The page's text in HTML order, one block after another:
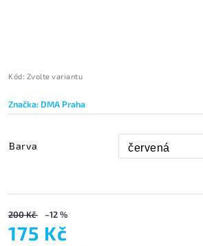
Kód: Zvolte variantu
Značka: DMA Praha
Barva
200 Kč –12 %
175 Kč